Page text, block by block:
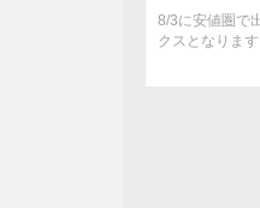
8/3に安値圏で
クスとなります